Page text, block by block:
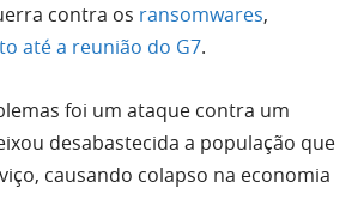
contra os ransomwares,
até a reunião do G7.
foi um ataque contra um
desabastecida a população que
causando colapso na economia